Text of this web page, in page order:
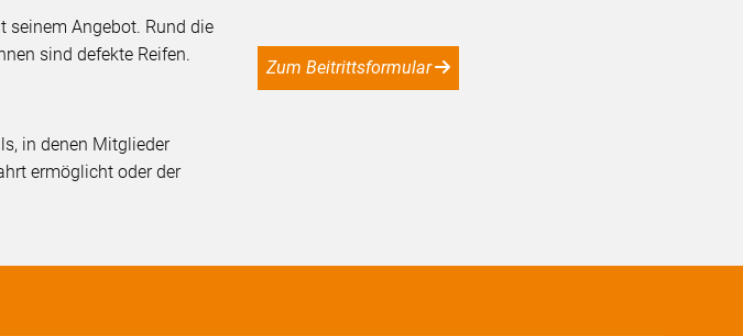
Zum Beitrittsformular
seinem Angebot. Rund die
sind defekte Reifen.
in denen Mitglieder
ermöglicht oder der